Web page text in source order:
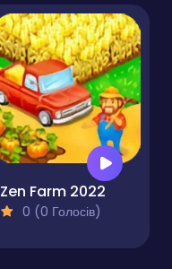
Zen Farm 2022
0 (0 Голосів)